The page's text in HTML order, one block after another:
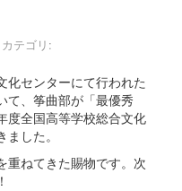
カテゴリ:
センターにて行われた
て、筝曲部が「最優秀
度全国高等学校総合文化
した。
ねてきた賜物です。次